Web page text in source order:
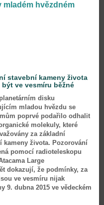
hvězdném
stavební kameny života
být ve vesmíru běžné
disku
mladou hvězdu se
poprvé podařilo odhalit
molekuly, které
za základní
kameny života. Pozorování
pomocí radioteleskopu
Large
dokazují, že podmínky, za
ve vesmíru nijak
9. dubna 2015 ve vědeckém